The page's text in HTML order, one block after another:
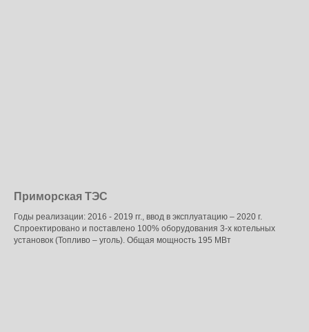
Приморская ТЭС
Годы реализации: 2016 - 2019 гг., ввод в эксплуатацию – 2020 г.
Спроектировано и поставлено 100% оборудования 3-х котельных
установок (Топливо – уголь). Общая мощность 195 МВт